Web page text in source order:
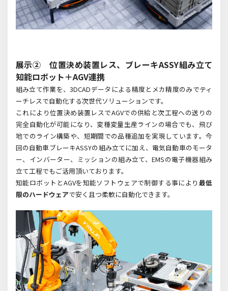
展示② 位置決め装置レス、ブレーキASSY組み立て
知能ロボット＋AGV連携
組み立て作業を、3DCADデータによる精度とメカ精度のみでティ
ーチレスで自動化する次世代ソリューションです。
これにより位置決め装置レスでAGVでの供給と次工程への送りの
完全自動化が可能になり、変種変量生産ラインの場合でも、飛び
地でのライン構築や、短期間での品種追加を実現しています。今
回の自動車ブレーキASSYの組み立てに加え、電気自動車のモータ
ー、インバーター、ミッションの組み立て、EMSの電子機器組み
立て工程でもご活用頂いております。
知能ロボットとAGVを知能ソフトウェアで制御する事により 最低
限のハードウェアで安く且つ柔軟に自動化できます。